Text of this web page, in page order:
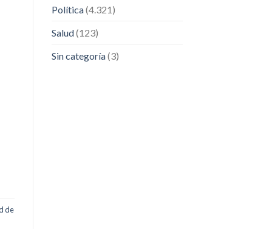
de
Política(4.321)
Salud(123)
Sin categoría(3)